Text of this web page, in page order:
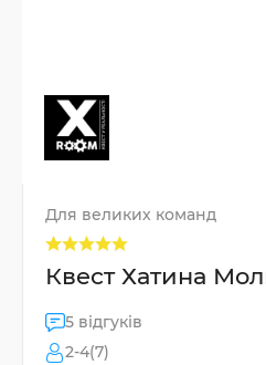
Для великих команд
Квест Хатина
5 відгуків
2-4(7)